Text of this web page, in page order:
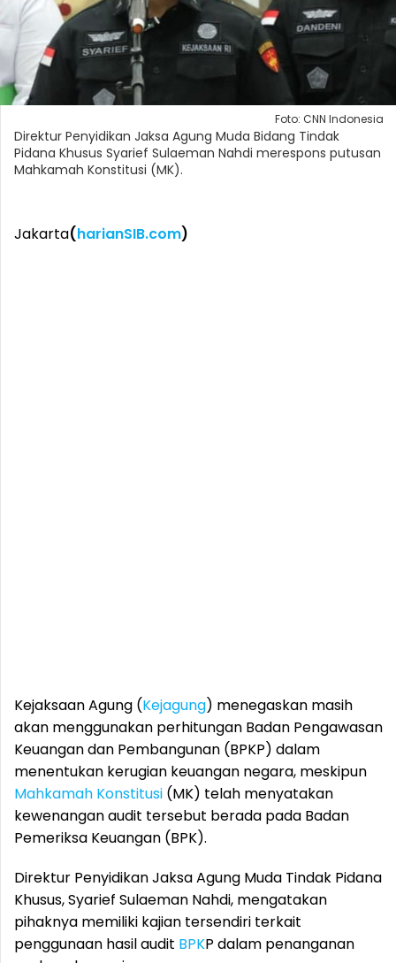
Foto: CNN Indonesia
Direktur Penyidikan Jaksa Agung Muda Bidang Tindak
Pidana Khusus Syarief Sulaeman Nahdi merespons putusan
Mahkamah Konstitusi (MK).
Jakarta(harianSIB.com)
Kejaksaan Agung (Kejagung) menegaskan masih
akan menggunakan perhitungan Badan Pengawasan
Keuangan dan Pembangunan (BPKP) dalam
menentukan kerugian keuangan negara, meskipun
Mahkamah Konstitusi (MK) telah menyatakan
kewenangan audit tersebut berada pada Badan
Pemeriksa Keuangan (BPK).
Direktur Penyidikan Jaksa Agung Muda Tindak Pidana
Khusus, Syarief Sulaeman Nahdi, mengatakan
pihaknya memiliki kajian tersendiri terkait
penggunaan hasil audit BPKP dalam penanganan